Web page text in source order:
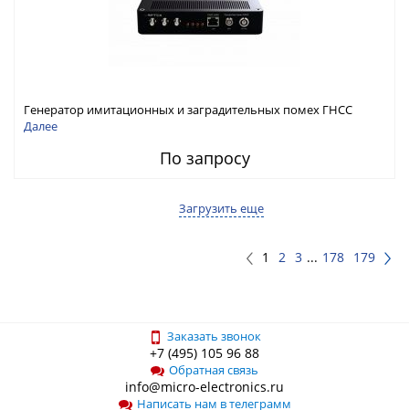
Генератор имитационных и заградительных помех ГНСС
RFТех ГНСП-4400
Далее
По запросу
Загрузить еще
1 2 3 ... 178 179
Заказать звонок
+7 (495) 105 96 88
Обратная связь
info@micro-electronics.ru
Написать нам в телеграмм